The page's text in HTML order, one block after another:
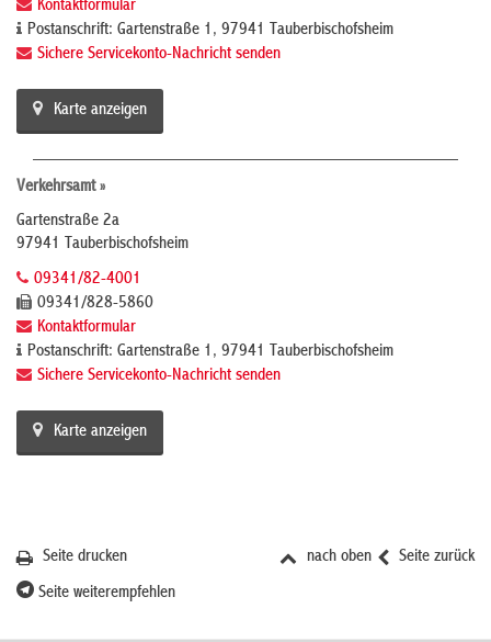
Kontaktformular
Postanschrift: Gartenstraße 1, 97941 Tauberbischofsheim
Sichere Servicekonto-Nachricht senden
Karte anzeigen
Verkehrsamt »
Gartenstraße 2a
97941 Tauberbischofsheim
09341/82-4001
09341/828-5860
Kontaktformular
Postanschrift: Gartenstraße 1, 97941 Tauberbischofsheim
Sichere Servicekonto-Nachricht senden
Karte anzeigen
Seite zurück
nach oben
Seite drucken
Seite weiterempfehlen